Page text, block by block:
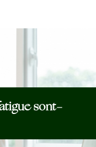
sont-